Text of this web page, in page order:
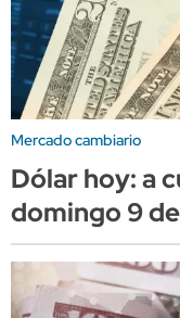
Mercado cambiario
Dólar hoy: a
domingo 9